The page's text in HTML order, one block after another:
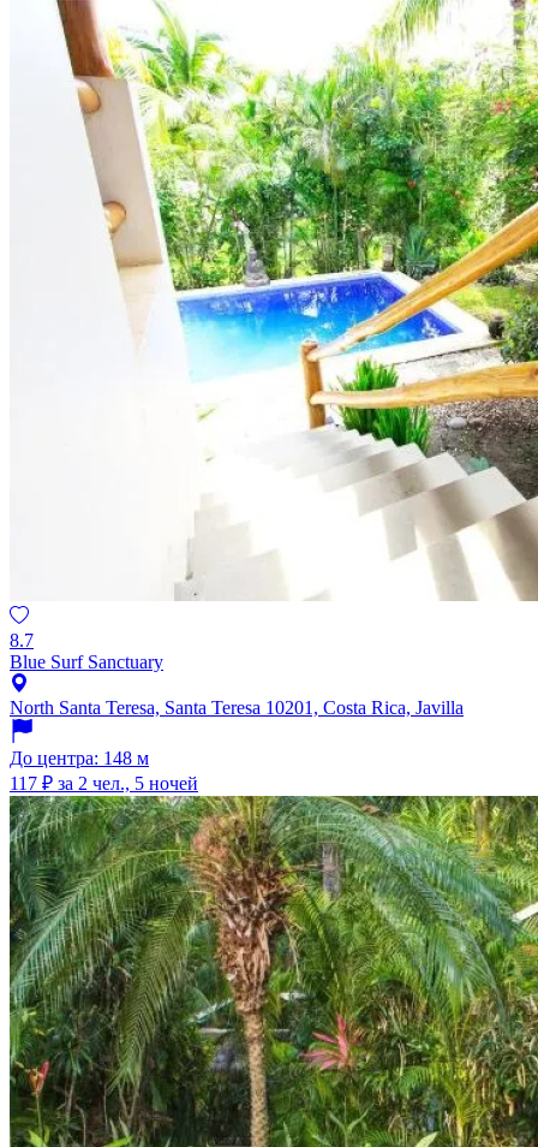
8.7
Blue Surf Sanctuary
North Santa Teresa, Santa Teresa 10201, Costa Rica, Javilla
До центра: 148 м
117 ₽ за 2 чел., 5 ночей